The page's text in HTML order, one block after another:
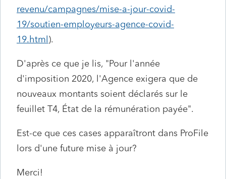
revenu/campagnes/mise-a-jour-covid-
19/soutien-employeurs-agence-covid-
19.html).
D'après ce que je lis, "Pour l'année
d'imposition 2020, l'Agence exigera que de
nouveaux montants soient déclarés sur le
feuillet T4, État de la rémunération payée".
Est-ce que ces cases apparaîtront dans ProFile
lors d'une future mise à jour?
Merci!